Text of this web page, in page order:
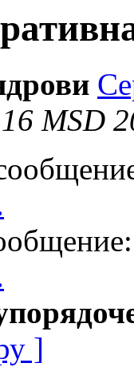
MSD
]